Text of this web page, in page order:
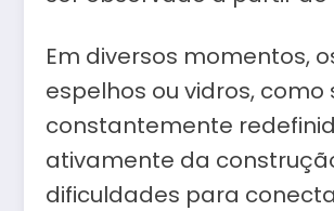
Em diversos momentos,
espelhos ou vidros,
constantemente
ativamente da
dificuldades para